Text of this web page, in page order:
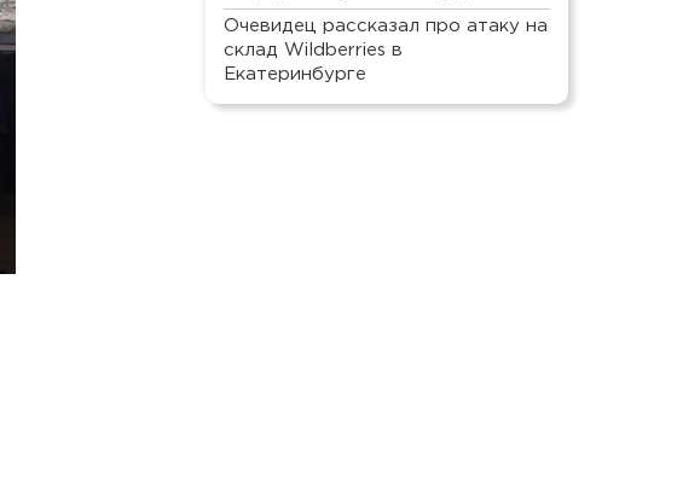
Очевидец рассказал про атаку на
склад Wildberries в
Екатеринбурге